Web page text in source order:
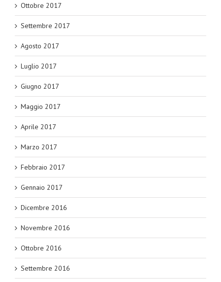
Ottobre 2017
Settembre 2017
Agosto 2017
Luglio 2017
Giugno 2017
Maggio 2017
Aprile 2017
Marzo 2017
Febbraio 2017
Gennaio 2017
Dicembre 2016
Novembre 2016
Ottobre 2016
Settembre 2016